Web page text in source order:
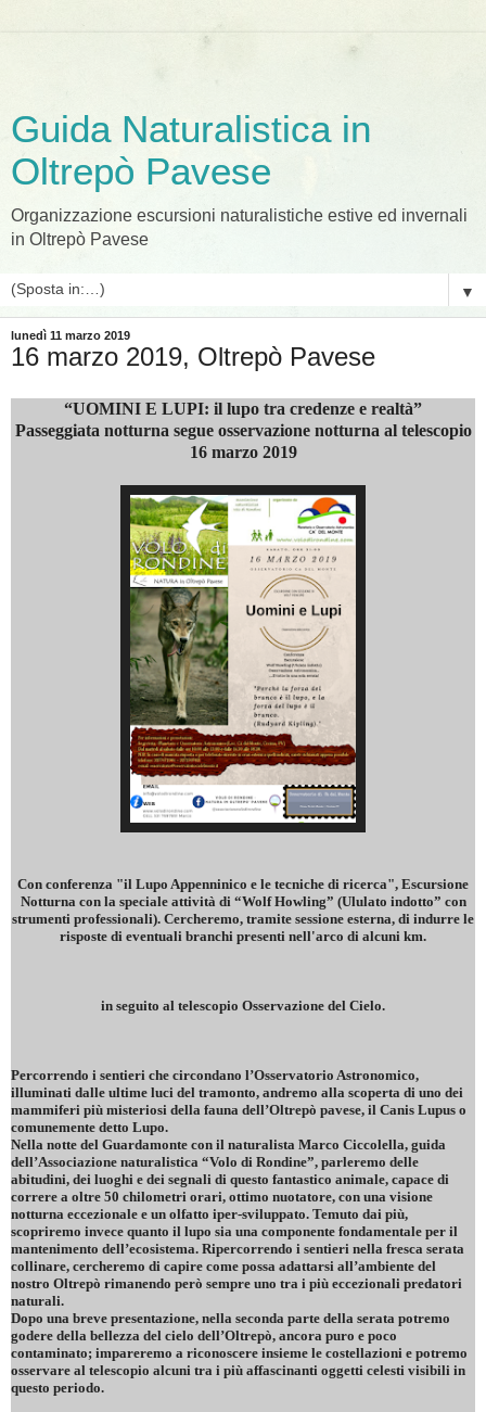
Guida Naturalistica in
Oltrepò Pavese
Organizzazione escursioni naturalistiche estive ed invernali
in Oltrepò Pavese
▼
lunedì 11 marzo 2019
16 marzo 2019, Oltrepò Pavese
“UOMINI E LUPI: il lupo tra credenze e realtà”
Passeggiata notturna segue osservazione notturna al telescopio
16 marzo 2019
Con conferenza "il Lupo Appenninico e le tecniche di ricerca", Escursione
Notturna con la speciale attività di “Wolf Howling” (Ululato indotto” con
strumenti professionali). Cercheremo, tramite sessione esterna, di indurre le
risposte di eventuali branchi presenti nell'arco di alcuni km.
in seguito al telescopio Osservazione del Cielo.
Percorrendo i sentieri che circondano l’Osservatorio Astronomico,
illuminati dalle ultime luci del tramonto, andremo alla scoperta di uno dei
mammiferi più misteriosi della fauna dell’Oltrepò pavese, il Canis Lupus o
comunemente detto Lupo.
Nella notte del Guardamonte con il naturalista Marco Ciccolella, guida
dell’Associazione naturalistica “Volo di Rondine”, parleremo delle
abitudini, dei luoghi e dei segnali di questo fantastico animale, capace di
correre a oltre 50 chilometri orari, ottimo nuotatore, con una visione
notturna eccezionale e un olfatto iper-sviluppato. Temuto dai più,
scopriremo invece quanto il lupo sia una componente fondamentale per il
mantenimento dell’ecosistema. Ripercorrendo i sentieri nella fresca serata
collinare, cercheremo di capire come possa adattarsi all’ambiente del
nostro Oltrepò rimanendo però sempre uno tra i più eccezionali predatori
naturali.
Dopo una breve presentazione, nella seconda parte della serata potremo
godere della bellezza del cielo dell’Oltrepò, ancora puro e poco
contaminato; impareremo a riconoscere insieme le costellazioni e potremo
osservare al telescopio alcuni tra i più affascinanti oggetti celesti visibili in
questo periodo.